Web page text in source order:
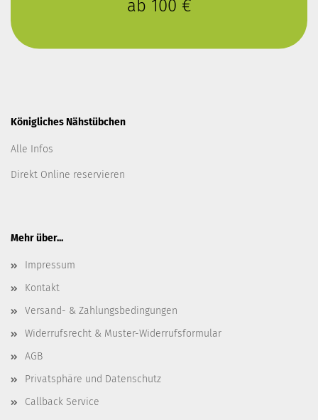
ab 100 €
Königliches Nähstübchen
Alle Infos
Direkt Online reservieren
Mehr über...
Impressum
Kontakt
Versand- & Zahlungsbedingungen
Widerrufsrecht & Muster-Widerrufsformular
AGB
Privatsphäre und Datenschutz
Callback Service